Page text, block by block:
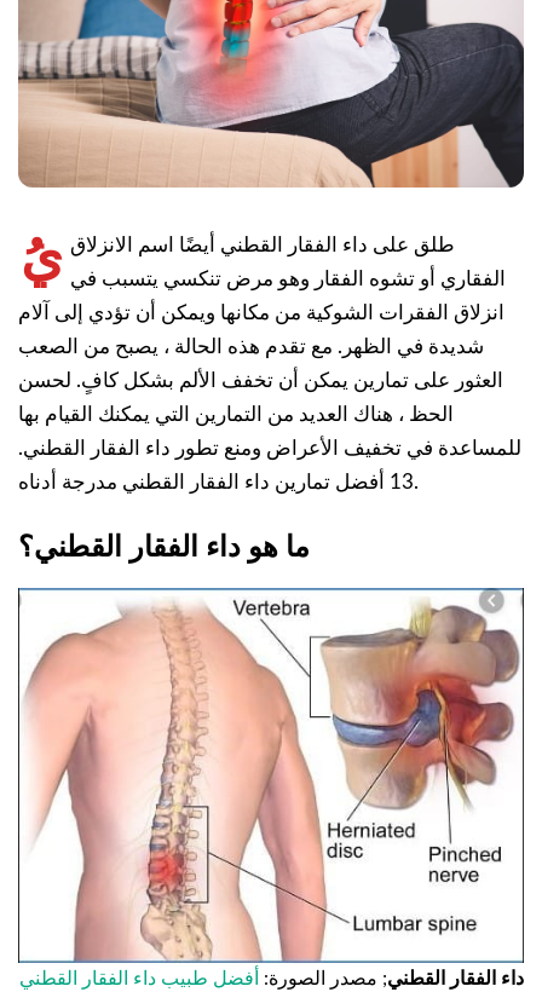
يُ طلق على داء الفقار القطني أيضًا اسم الانزلاق
الفقاري أو تشوه الفقار وهو مرض تنكسي يتسبب في
انزلاق الفقرات الشوكية من مكانها ويمكن أن تؤدي إلى آلام
شديدة في الظهر. مع تقدم هذه الحالة ، يصبح من الصعب
العثور على تمارين يمكن أن تخفف الألم بشكل كافٍ. لحسن
الحظ ، هناك العديد من التمارين التي يمكنك القيام بها
للمساعدة في تخفيف الأعراض ومنع تطور داء الفقار القطني.
13 أفضل تمارين داء الفقار القطني مدرجة أدناه.
ما هو داء الفقار القطني؟
داء الفقار القطني; مصدر الصورة:
أفضل طبيب داء الفقار القطني